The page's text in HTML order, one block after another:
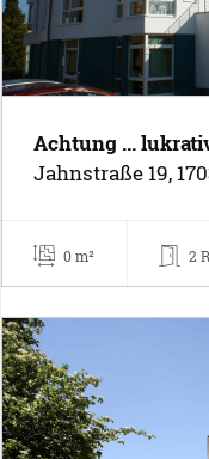
Achtung ...
Jahnstraße 19,
0 m² 2